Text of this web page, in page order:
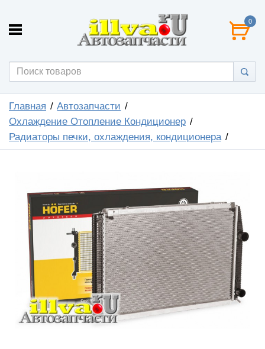
0
Главная
Автозапчасти
Охлаждение Отопление Кондиционер
Радиаторы печки, охлаждения, кондиционера